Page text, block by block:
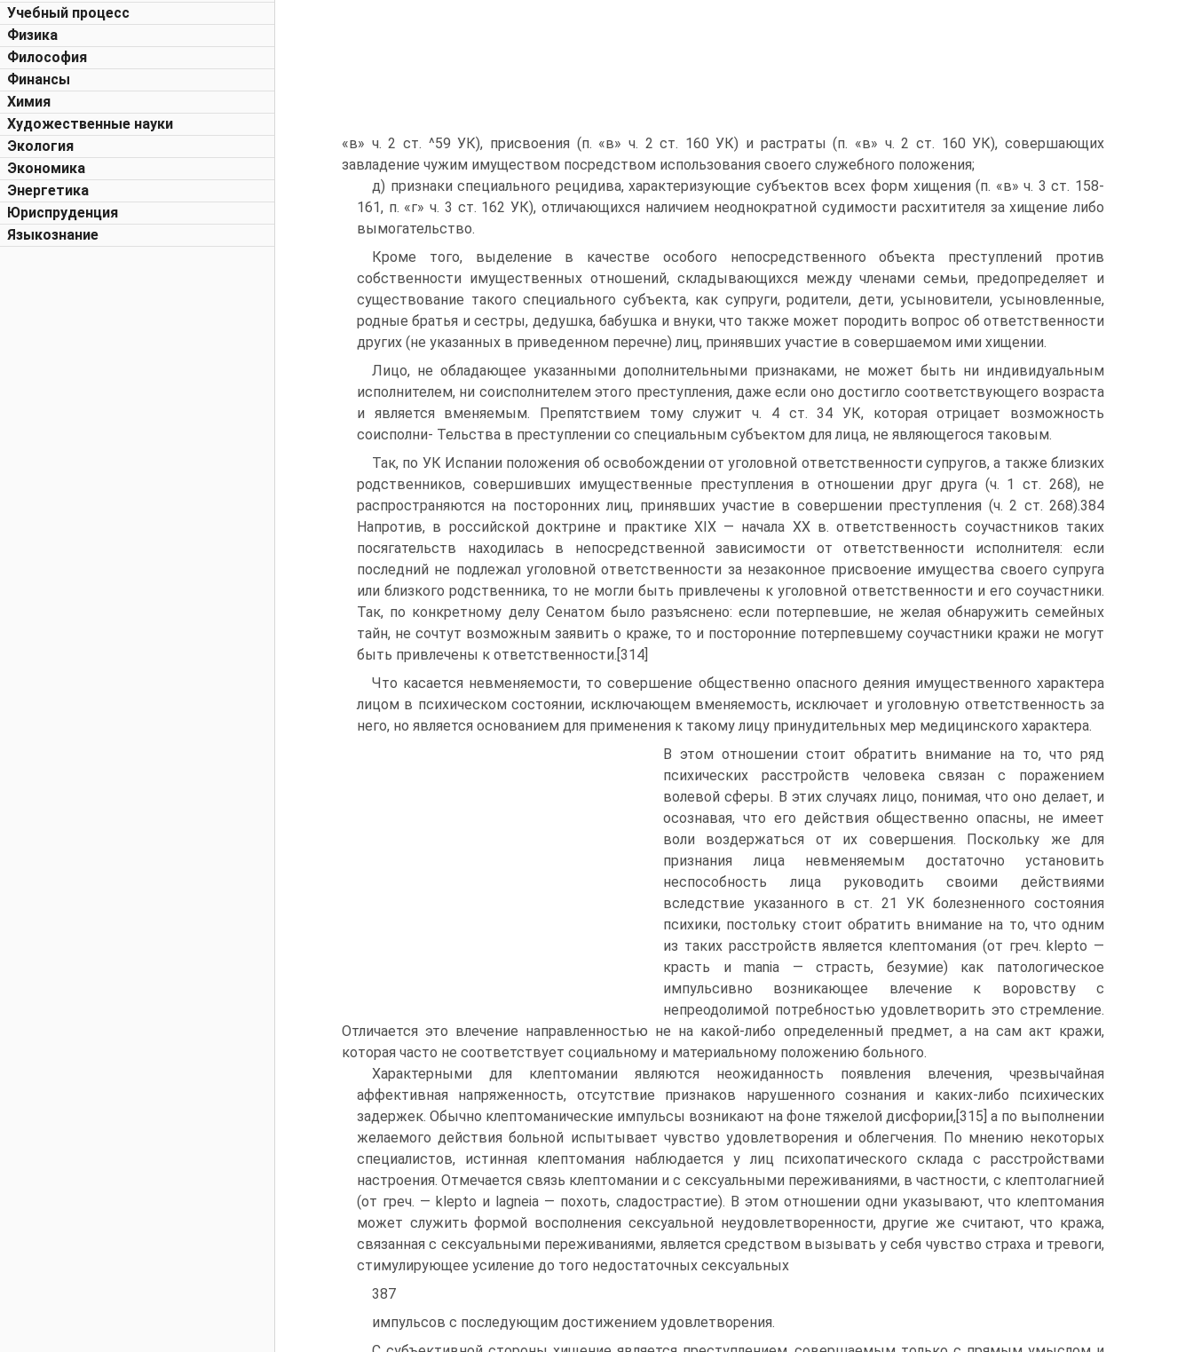
Учебный процесс
Физика
Философия
Финансы
Химия
Художественные науки
Экология
Экономика
Энергетика
Юриспруденция
Языкознание
«в» ч. 2 ст. ^59 УК), присвоения (п. «в» ч. 2 ст. 160 УК) и растраты (п. «в» ч. 2 ст. 160 УК), совершающих
завладение чужим имуществом посредством использования своего служебного положения;
д) признаки специального рецидива, характеризующие субъектов всех форм хищения (п. «в» ч. 3 ст. 158-
161, п. «г» ч. 3 ст. 162 УК), отличающихся наличием неоднократной судимости расхитителя за хищение либо
вымогательство.
Кроме того, выделение в качестве особого непосредственного объекта преступлений против
собственности имущественных отношений, складывающихся между членами семьи, предопределяет и
существование такого специального субъекта, как супруги, родители, дети, усыновители, усыновленные,
родные братья и сестры, дедушка, бабушка и внуки, что также может породить вопрос об ответственности
других (не указанных в приведенном перечне) лиц, принявших участие в совершаемом ими хищении.
Лицо, не обладающее указанными дополнительными признаками, не может быть ни индивидуальным
исполнителем, ни соисполнителем этого преступления, даже если оно достигло соответствующего возраста
и является вменяемым. Препятствием тому служит ч. 4 ст. 34 УК, которая отрицает возможность
соисполни- Тельства в преступлении со специальным субъектом для лица, не являющегося таковым.
Так, по УК Испании положения об освобождении от уголовной ответственности супругов, а также близких
родственников, совершивших имущественные преступления в отношении друг друга (ч. 1 ст. 268), не
распространяются на посторонних лиц, принявших участие в совершении преступления (ч. 2 ст. 268).384
Напротив, в российской доктрине и практике XIX — начала XX в. ответственность соучастников таких
посягательств находилась в непосредственной зависимости от ответственности исполнителя: если
последний не подлежал уголовной ответственности за незаконное присвоение имущества своего супруга
или близкого родственника, то не могли быть привлечены к уголовной ответственности и его соучастники.
Так, по конкретному делу Сенатом было разъяснено: если потерпевшие, не желая обнаружить семейных
тайн, не сочтут возможным заявить о краже, то и посторонние потерпевшему соучастники кражи не могут
быть привлечены к ответственности.[314]
Что касается невменяемости, то совершение общественно опасного деяния имущественного характера
лицом в психическом состоянии, исключающем вменяемость, исключает и уголовную ответственность за
него, но является основанием для применения к такому лицу принудительных мер медицинского характера.
В этом отношении стоит обратить внимание на то, что ряд
психических расстройств человека связан с поражением
волевой сферы. В этих случаях лицо, понимая, что оно делает, и
осознавая, что его действия общественно опасны, не имеет
воли воздержаться от их совершения. Поскольку же для
признания лица невменяемым достаточно установить
неспособность лица руководить своими действиями
вследствие указанного в ст. 21 УК болезненного состояния
психики, постольку стоит обратить внимание на то, что одним
из таких расстройств является клептомания (от греч. klepto —
красть и mania — страсть, безумие) как патологическое
импульсивно возникающее влечение к воровству с
непреодолимой потребностью удовлетворить это стремление.
Отличается это влечение направленностью не на какой-либо определенный предмет, а на сам акт кражи,
которая часто не соответствует социальному и материальному положению больного.
Характерными для клептомании являются неожиданность появления влечения, чрезвычайная
аффективная напряженность, отсутствие признаков нарушенного сознания и каких-либо психических
задержек. Обычно клептоманические импульсы возникают на фоне тяжелой дисфории,[315] а по выполнении
желаемого действия больной испытывает чувство удовлетворения и облегчения. По мнению некоторых
специалистов, истинная клептомания наблюдается у лиц психопатического склада с расстройствами
настроения. Отмечается связь клептомании и с сексуальными переживаниями, в частности, с клептолагнией
(от греч. — klepto и lagneia — похоть, сладострастие). В этом отношении одни указывают, что клептомания
может служить формой восполнения сексуальной неудовлетворенности, другие же считают, что кража,
связанная с сексуальными переживаниями, является средством вызывать у себя чувство страха и тревоги,
стимулирующее усиление до того недостаточных сексуальных
387
импульсов с последующим достижением удовлетворения.